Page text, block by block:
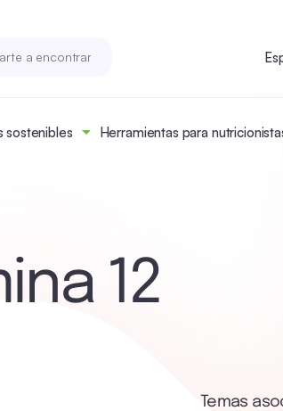
sostenibles Herramientas para
12
Temas